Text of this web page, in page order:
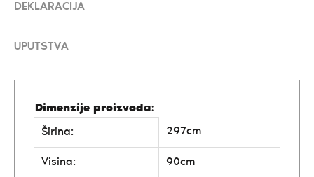
DEKLARACIJA
UPUTSTVA
Dimenzije proizvoda:
Širina:
297cm
Visina: 90cm